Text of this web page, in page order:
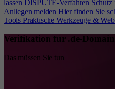
lassen DISPUTE-Verfahren Schutz
Anliegen melden Hier finden Sie
Tools Praktische Werkzeuge &
Verifikation für .de-
Das müssen Sie tun